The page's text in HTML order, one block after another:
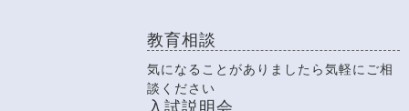
教育相談
気になることがありましたら気軽にご相
談ください
入試説明会